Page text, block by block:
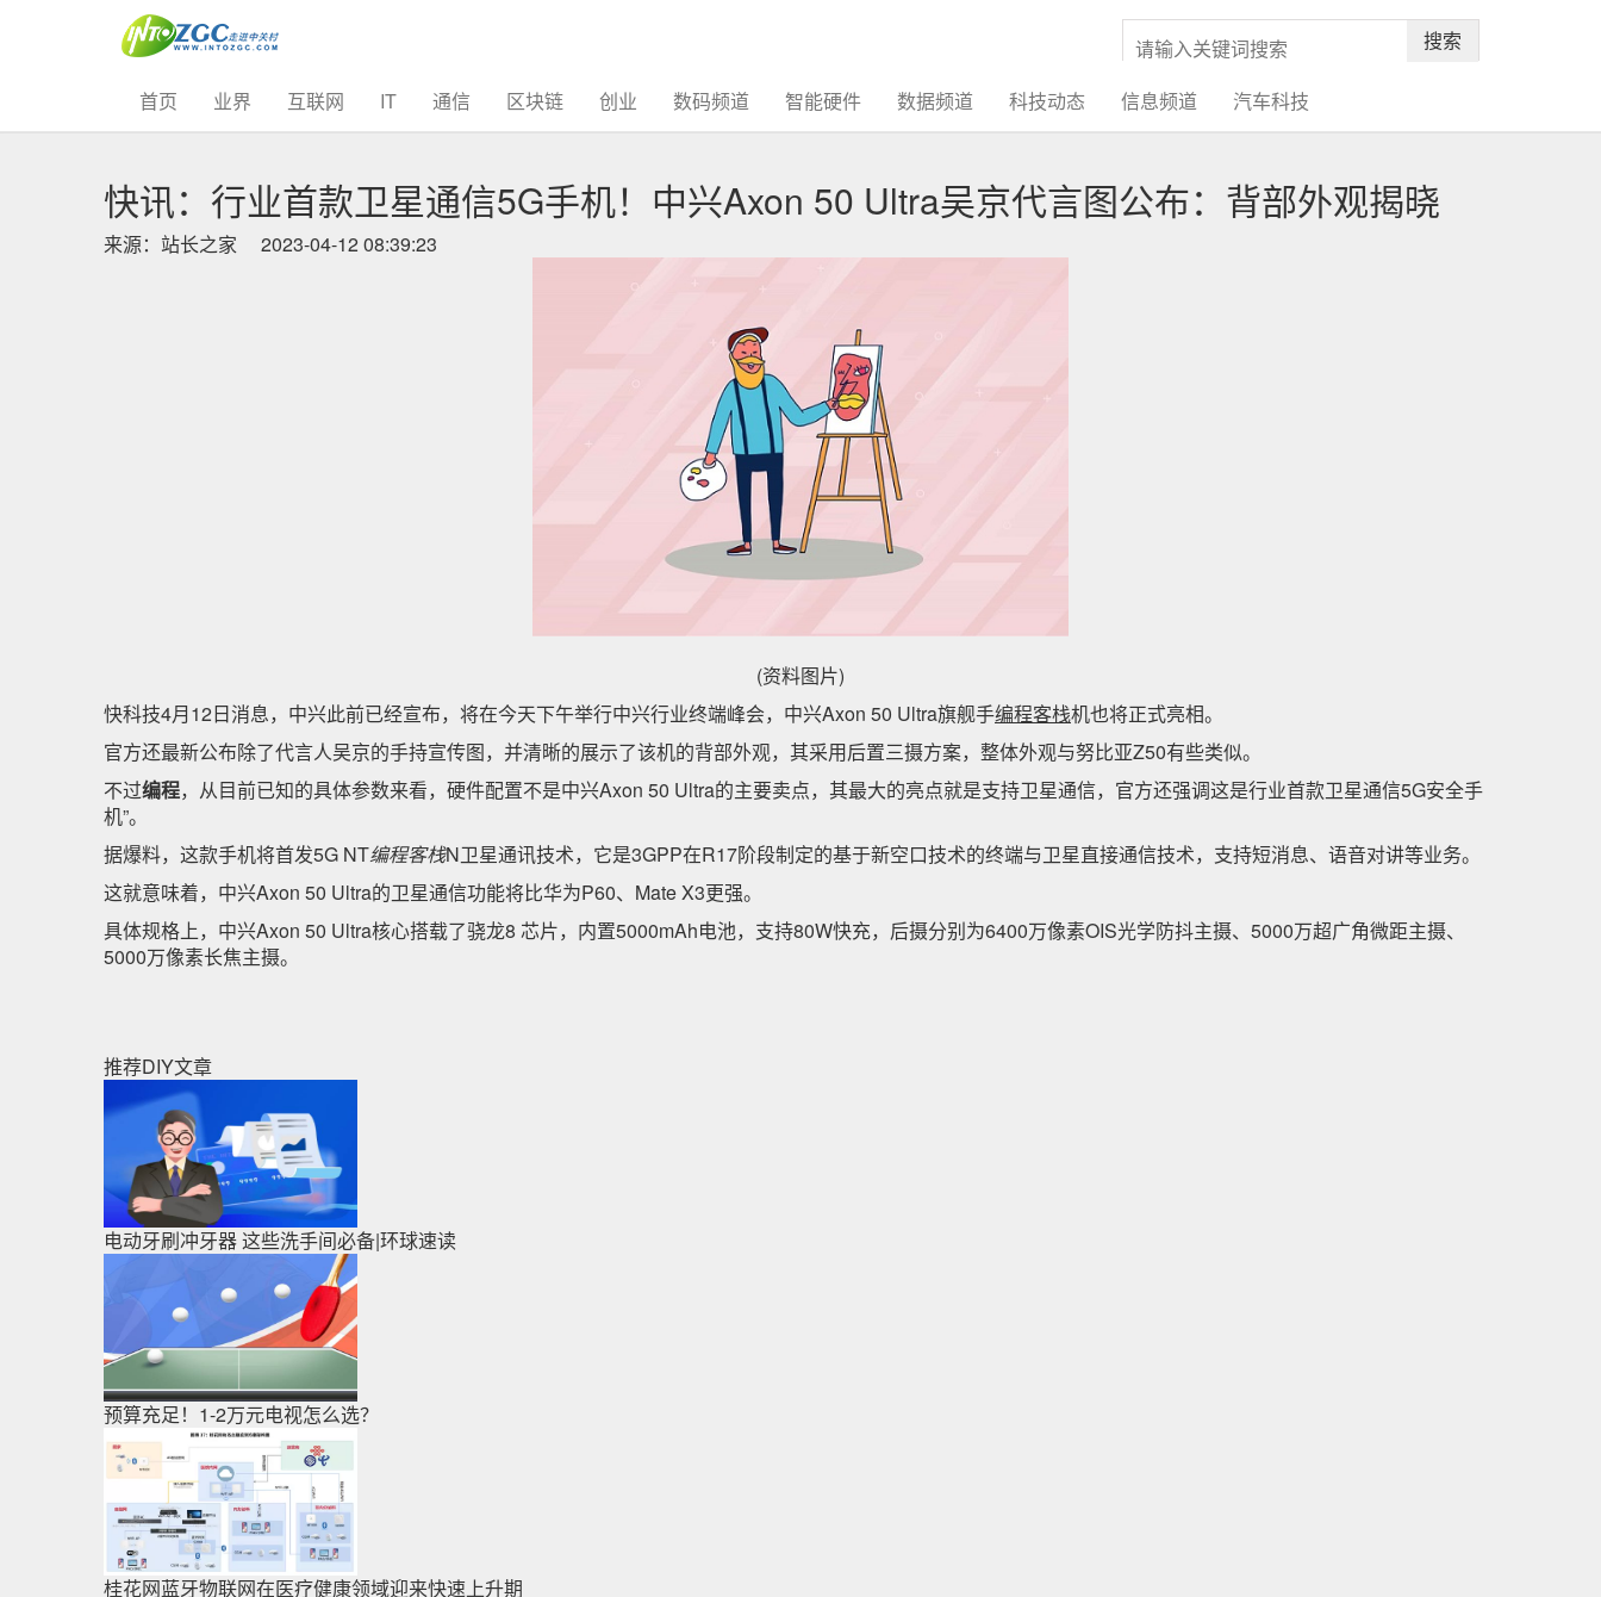
搜索
首页 (current)
业界 互联网 IT 通信 区块链 创业 数码频道 智能硬件 数据频道 科技动态 信息频道 汽车科技
快讯：行业首款卫星通信5G手机！中兴Axon 50 Ultra吴京代言图公布：背部外观揭晓
来源：站长之家 2023-04-12 08:39:23
(资料图片)
快科技4月12日消息，中兴此前已经宣布，将在今天下午举行中兴行业终端峰会，中兴Axon 50 Ultra旗舰手编程客栈机也将正式亮相。
官方还最新公布除了代言人吴京的手持宣传图，并清晰的展示了该机的背部外观，其采用后置三摄方案，整体外观与努比亚Z50有些类似。
不过编程，从目前已知的具体参数来看，硬件配置不是中兴Axon 50 Ultra的主要卖点，其最大的亮点就是支持卫星通信，官方还强调这是行业首款卫星通信5G安全手
机”。
据爆料，这款手机将首发5G NT编程客栈N卫星通讯技术，它是3GPP在R17阶段制定的基于新空口技术的终端与卫星直接通信技术，支持短消息、语音对讲等业务。
这就意味着，中兴Axon 50 Ultra的卫星通信功能将比华为P60、Mate X3更强。
具体规格上，中兴Axon 50 Ultra核心搭载了骁龙8 芯片，内置5000mAh电池，支持80W快充，后摄分别为6400万像素OIS光学防抖主摄、5000万超广角微距主摄、
5000万像素长焦主摄。
推荐DIY文章
电动牙刷冲牙器 这些洗手间必备|环球速读
预算充足！1-2万元电视怎么选？
桂花网蓝牙物联网在医疗健康领域迎来快速上升期